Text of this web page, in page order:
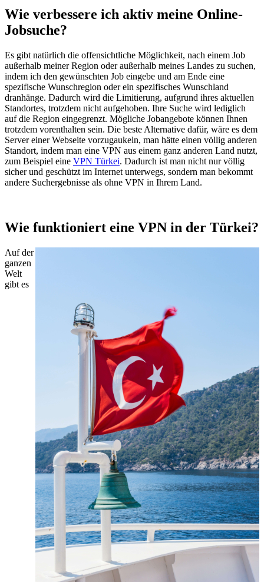
Wie verbessere ich aktiv meine Online-
Jobsuche?
Es gibt natürlich die offensichtliche Möglichkeit, nach einem Job
außerhalb meiner Region oder außerhalb meines Landes zu suchen,
indem ich den gewünschten Job eingebe und am Ende eine
spezifische Wunschregion oder ein spezifisches Wunschland
dranhänge. Dadurch wird die Limitierung, aufgrund ihres aktuellen
Standortes, trotzdem nicht aufgehoben. Ihre Suche wird lediglich
auf die Region eingegrenzt. Mögliche Jobangebote können Ihnen
trotzdem vorenthalten sein. Die beste Alternative dafür, wäre es dem
Server einer Webseite vorzugaukeln, man hätte einen völlig anderen
Standort, indem man eine VPN aus einem ganz anderen Land nutzt,
zum Beispiel eine VPN Türkei. Dadurch ist man nicht nur völlig
sicher und geschützt im Internet unterwegs, sondern man bekommt
andere Suchergebnisse als ohne VPN in Ihrem Land.
Wie funktioniert eine VPN in der Türkei?
Auf der
ganzen
Welt
gibt es